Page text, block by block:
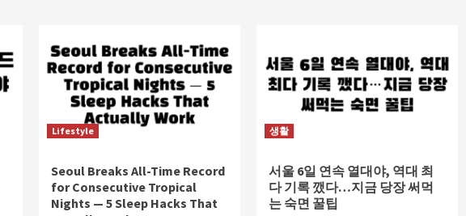
Lifestyle
Seoul Breaks All-Time Record
for Consecutive Tropical
Nights — 5 Sleep Hacks That
생활
서울 6일 연속 열대야, 역대 최
다 기록 깼다…지금 당장 써먹
는 숙면 꿀팁